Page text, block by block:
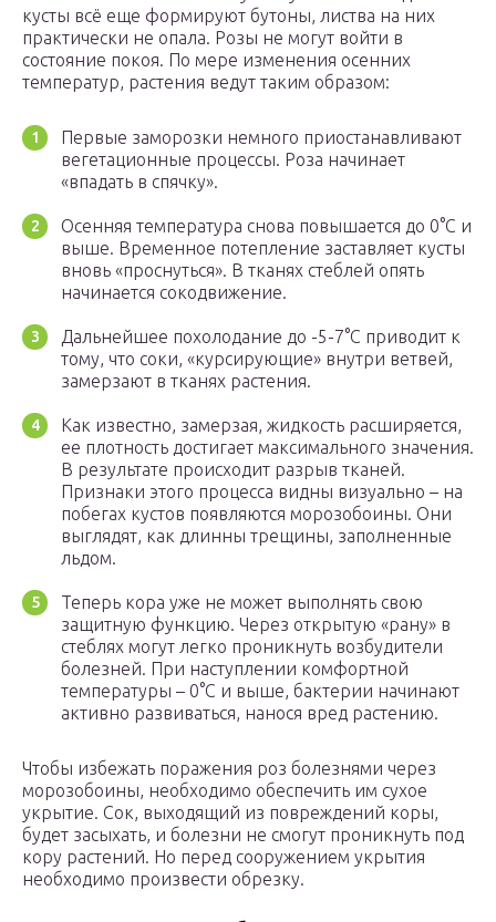
кусты всё еще формируют бутоны, листва на них
практически не опала. Розы не могут войти в
состояние покоя. По мере изменения осенних
температур, растения ведут таким образом:
Первые заморозки немного приостанавливают
вегетационные процессы. Роза начинает
«впадать в спячку».
Осенняя температура снова повышается до 0°С и
выше. Временное потепление заставляет кусты
вновь «проснуться». В тканях стеблей опять
начинается сокодвижение.
Дальнейшее похолодание до -5-7°С приводит к
тому, что соки, «курсирующие» внутри ветвей,
замерзают в тканях растения.
Как известно, замерзая, жидкость расширяется,
ее плотность достигает максимального значения.
В результате происходит разрыв тканей.
Признаки этого процесса видны визуально – на
побегах кустов появляются морозобоины. Они
выглядят, как длинны трещины, заполненные
льдом.
Теперь кора уже не может выполнять свою
защитную функцию. Через открытую «рану» в
стеблях могут легко проникнуть возбудители
болезней. При наступлении комфортной
температуры – 0°С и выше, бактерии начинают
активно развиваться, нанося вред растению.
Чтобы избежать поражения роз болезнями через
морозобоины, необходимо обеспечить им сухое
укрытие. Сок, выходящий из повреждений коры,
будет засыхать, и болезни не смогут проникнуть под
кору растений. Но перед сооружением укрытия
необходимо произвести обрезку.